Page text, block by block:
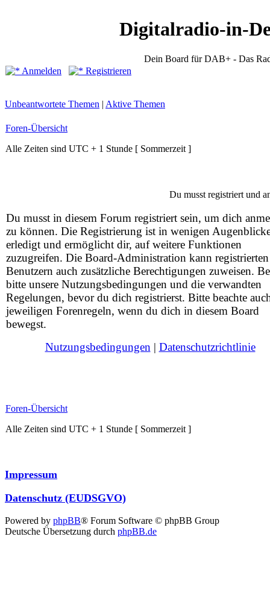
Digitalradio-in-
Dein Board für DAB+ - Das
Anmelden
Registrieren
Unbeantwortete Themen | Aktive Themen
Foren-Übersicht
Alle Zeiten sind UTC + 1 Stunde [ Sommerzeit ]
Du musst registriert und
Du musst in diesem Forum registriert sein, um dich
zu können. Die Registrierung ist in wenigen
erledigt und ermöglicht dir, auf weitere Funktionen
zuzugreifen. Die Board-Administration kann registrierten
Benutzern auch zusätzliche Berechtigungen zuweisen.
bitte unsere Nutzungsbedingungen und die verwandten
Regelungen, bevor du dich registrierst. Bitte beachte
jeweiligen Forenregeln, wenn du dich in diesem Board
bewegst.
Nutzungsbedingungen | Datenschutzrichtlinie
Foren-Übersicht
Alle Zeiten sind UTC + 1 Stunde [ Sommerzeit ]
Impressum
Datenschutz (EUDSGVO)
Powered by phpBB® Forum Software © phpBB Group
Deutsche Übersetzung durch phpBB.de